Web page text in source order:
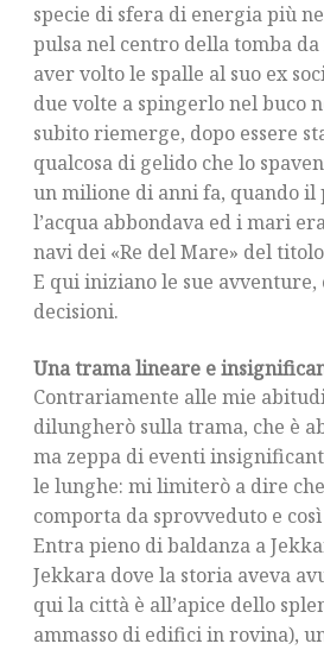
specie di sfera di energia più
pulsa nel centro della tomba
aver volto le spalle al suo ex
due volte a spingerlo nel buco
subito riemerge, dopo essere
qualcosa di gelido che lo
un milione di anni fa, quando il
l’acqua abbondava ed i mari
navi dei «Re del Mare» del
E qui iniziano le sue
decisioni.
Una trama lineare e
Contrariamente alle mie
dilungherò sulla trama, che è
ma zeppa di eventi
le lunghe: mi limiterò a dire
comporta da sprovveduto e
Entra pieno di baldanza a
Jekkara dove la storia aveva
qui la città è all’apice dello
ammasso di edifici in rovina),